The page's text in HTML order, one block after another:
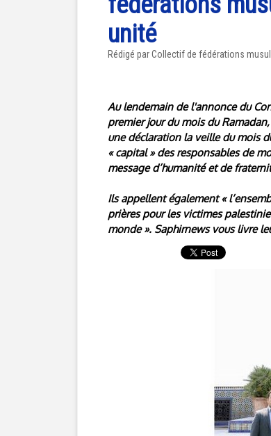
unité
Rédigé par Collectif de fédérations
Au lendemain de l'annonce du
premier jour du mois du
une déclaration la veille du mois
« capital » des responsables de
message d’humanité et de
Ils appellent également «
prières pour les victimes
monde ». Saphirnews vous livre